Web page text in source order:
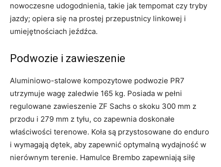
nowoczesne udogodnienia, takie jak tempomat czy tryby
jazdy; opiera się na prostej przepustnicy linkowej i
umiejętnościach jeźdźca.
Podwozie i zawieszenie
Aluminiowo-stalowe kompozytowe podwozie PR7
utrzymuje wagę zaledwie 165 kg. Posiada w pełni
regulowane zawieszenie ZF Sachs o skoku 300 mm z
przodu i 279 mm z tyłu, co zapewnia doskonałe
właściwości terenowe. Koła są przystosowane do enduro
i wymagają dętek, aby zapewnić optymalną wydajność w
nierównym terenie. Hamulce Brembo zapewniają siłę